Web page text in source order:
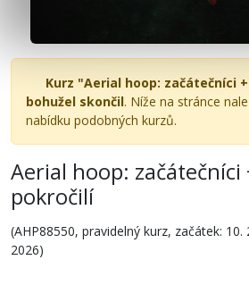
Kurz "Aerial hoop: začátečníci
bohužel skončil. Níže na stránce
nabídku podobných kurzů.
Aerial hoop: začátečníci
pokročilí
(AHP88550, pravidelný kurz, začátek: 10.
2026)